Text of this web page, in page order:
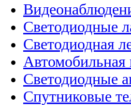
Светодиодные
Светодиодная
Автомобильная
Светодиодные
Спутниковые